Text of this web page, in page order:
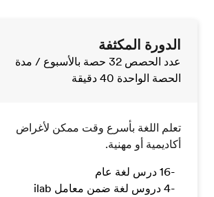
الدورة المكثفة
عدد الحصص 32 حصة بالأسبوع
/ مدة
الحصة الواحدة 40 دقيقة
تعلم اللغة بأسرع وقت ممكن لأغراض
أكاديمية أو مهنية.
16 درس لغة عام
4 دروس لغة ضمن معامل ilab